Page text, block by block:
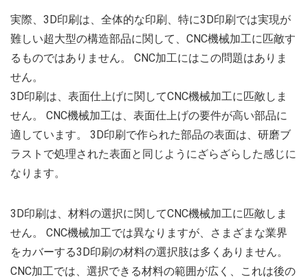
実際、3D印刷は、全体的な印刷、特に3D印刷では実現が
難しい超大型の構造部品に関して、CNC機械加工に匹敵す
るものではありません。 CNC加工にはこの問題はありま
せん。
3D印刷は、表面仕上げに関してCNC機械加工に匹敵しま
せん。 CNC機械加工は、表面仕上げの要件が高い部品に
適しています。 3D印刷で作られた部品の表面は、研磨ブ
ラストで処理された表面と同じようにざらざらした感じに
なります。
3D印刷は、材料の選択に関してCNC機械加工に匹敵しま
せん。 CNC機械加工では異なりますが、さまざまな業界
をカバーする3D印刷の材料の選択肢は多くありません。
CNC加工では、選択できる材料の範囲が広く、これは後の